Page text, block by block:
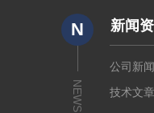
N
NEWS
新闻
公司新
技术文